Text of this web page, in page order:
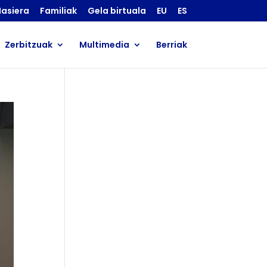
Familiak Gela birtuala EU ES
Zerbitzuak Multimedia Berriak